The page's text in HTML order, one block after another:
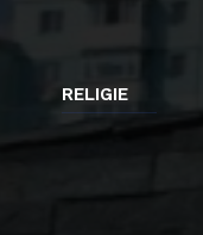
RELIGIE